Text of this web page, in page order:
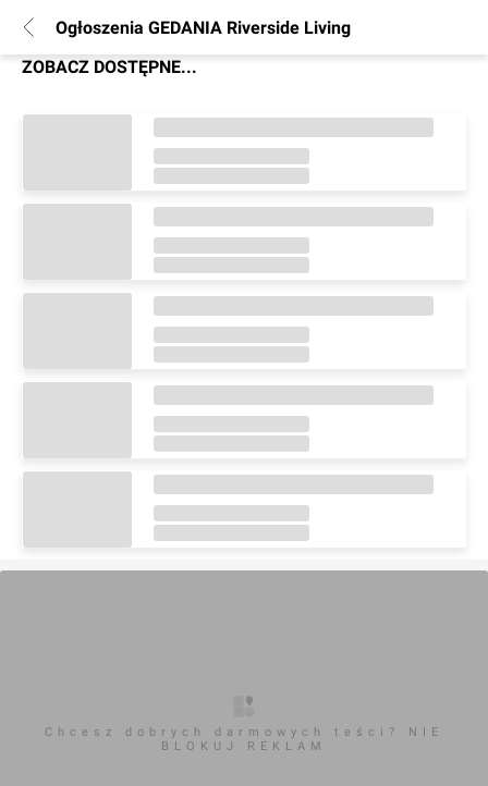
Ogłoszenia GEDANIA Riverside Living
ZOBACZ DOSTĘPNE...
Chcesz dobrych darmowych teści? NIE
BLOKUJ REKLAM